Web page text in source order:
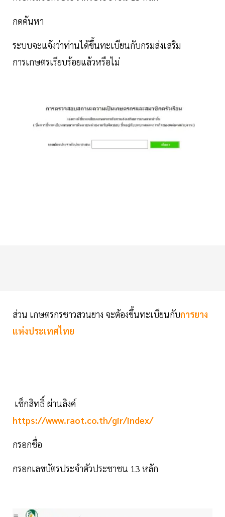
กดค้นหา
ระบบจะแจ้งว่าท่านได้ขึ้นทะเบียนกับกรมส่งเสริม
การเกษตรเรียบร้อยแล้วหรือไม่
ส่วน เกษตรกรชาวสวนยาง จะต้องขึ้นทะเบียนกับการยาง
แห่งประเทศไทย
เช็กสิทธิ์ ผ่านลิงค์
https://www.raot.co.th/gir/index/
กรอกชื่อ
กรอกเลขบัตรประจำตัวประชาชน 13 หลัก